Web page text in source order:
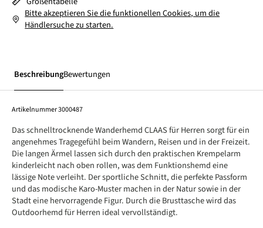
Bitte akzeptieren Sie die funktionellen Cookies, um die
Händlersuche zu starten.
BeschreibungBewertungen
Artikelnummer3000487
Das schnelltrocknende Wanderhemd CLAAS für Herren sorgt für ein
angenehmes Tragegefühl beim Wandern, Reisen und in der Freizeit.
Die langen Ärmel lassen sich durch den praktischen Krempelarm
kinderleicht nach oben rollen, was dem Funktionshemd eine
lässige Note verleiht. Der sportliche Schnitt, die perfekte Passform
und das modische Karo-Muster machen in der Natur sowie in der
Stadt eine hervorragende Figur. Durch die Brusttasche wird das
Outdoorhemd für Herren ideal vervollständigt.